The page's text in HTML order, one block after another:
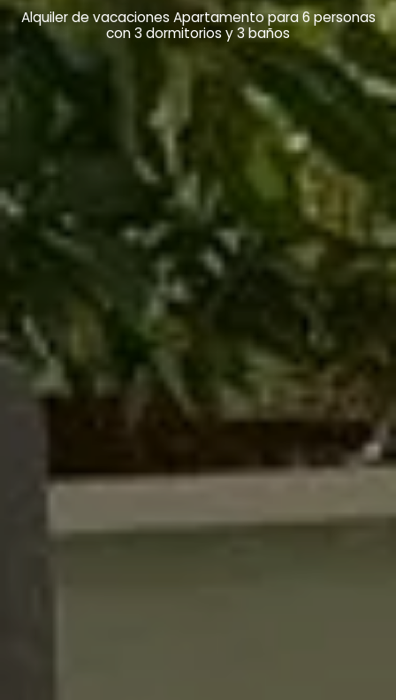
Alquiler de vacaciones Apartamento para 6 personas
con 3 dormitorios y 3 baños